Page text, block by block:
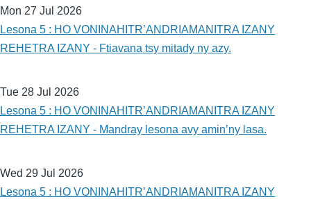
Mon 27 Jul 2026
Lesona 5 : HO VONINAHITR’ANDRIAMANITRA IZANY
REHETRA IZANY - Ftiavana tsy mitady ny azy.
Tue 28 Jul 2026
Lesona 5 : HO VONINAHITR’ANDRIAMANITRA IZANY
REHETRA IZANY - Mandray lesona avy amin’ny lasa.
Wed 29 Jul 2026
Lesona 5 : HO VONINAHITR’ANDRIAMANITRA IZANY